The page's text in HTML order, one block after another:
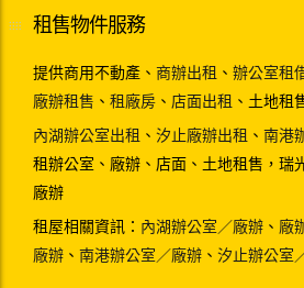
租售物件服務
提供商用不動產、 商辦出租 、 辦公室租
廠辦租售 、 租廠房 、 店面出租 、土地租
內湖辦公室出租 、 汐止廠辦出租 、 南港
租辦公室、廠辦、店面、土地租售，瑞
廠辦
租屋相關資訊： 內湖辦公室／廠辦 、 廠
廠辦 、 南港辦公室／廠辦 、 汐止辦公室